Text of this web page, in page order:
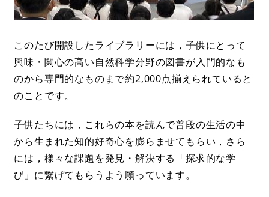
このたび開設したライブラリーには，子供にとって
興味・関心の高い自然科学分野の図書が入門的なも
のから専門的なものまで約2,000点揃えられていると
のことです。
子供たちには，これらの本を読んで普段の生活の中
から生まれた知的好奇心を膨らませてもらい，さら
には，様々な課題を発見・解決する「探求的な学
び」に繋げてもらうよう願っています。